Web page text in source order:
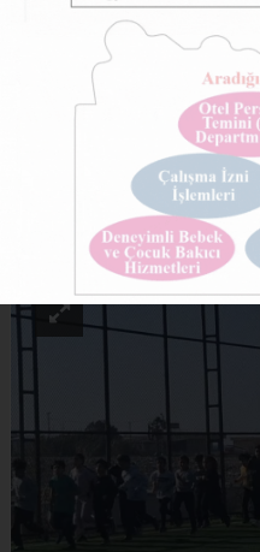
5432+
GSB Spor Okulları’nda